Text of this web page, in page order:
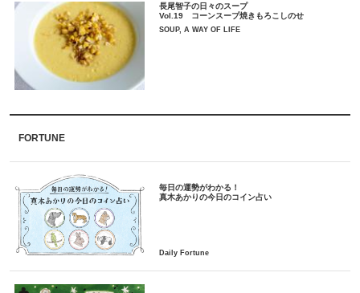
長尾智子の日々のスープ
Vol.19 コーンスープ焼きもろこしのせ
SOUP, A WAY OF LIFE
FORTUNE
毎日の運勢がわかる！